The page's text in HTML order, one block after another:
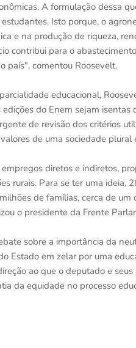
A formulação dessa
Isto porque, o
e na produção de riqueza,
contribui para o
país", comentou Roosevelt.
educacional,
do Enem sejam
de revisão dos critérios
de uma sociedade plural
diretos e indiretos,
rurais. Para se ter uma ideia,
de famílias, cerca de
o presidente da Frente
sobre a importância da
Estado em zelar por uma
ao que o deputado e
da equidade no processo